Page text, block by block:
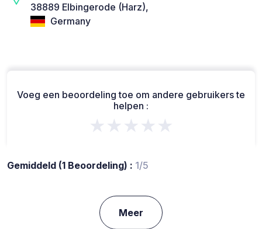
38889 Elbingerode (Harz),
Germany
Voeg een beoordeling toe om andere gebruikers te
helpen :
★★★★★
Gemiddeld (1 Beoordeling) : 1/5
Meer